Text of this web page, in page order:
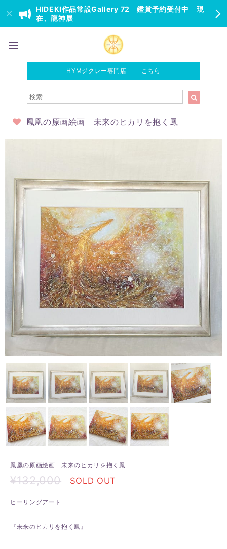
HIDEKI作品常設Gallery 72 鑑賞予約受付中 現
在、龍神展
HYMジクレー専門店 こちら
鳳凰の原画絵画 未来のヒカリを抱く鳳
鳳凰の原画絵画 未来のヒカリを抱く鳳
¥132,000 SOLD OUT
ヒーリングアート
『未来のヒカリを抱く鳳』